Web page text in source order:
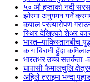
५० औ हप्ताको नदी
झोरमा अनुगमन गर्ने
कपाल प्रत्यारोपण
स्थिर देखिएको शेअर
भारत–पाकिस्तानबीच
काग बिरामी हुँदा
भारतभर उच्च सतर्कता -
धापासी फैमालचुलि
अहिले तराइमा भन्दा